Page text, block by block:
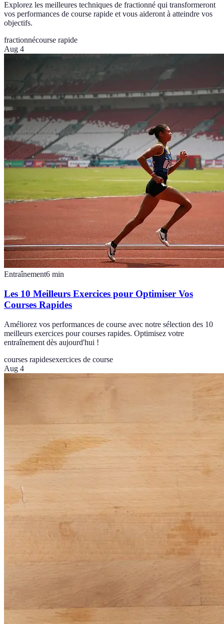
Explorez les meilleures techniques de fractionné qui transformeront
vos performances de course rapide et vous aideront à atteindre vos
objectifs.
fractionnécourse rapide
Aug 4
Entraînement6 min
Les 10 Meilleurs Exercices pour Optimiser Vos
Courses Rapides
Améliorez vos performances de course avec notre sélection des 10
meilleurs exercices pour courses rapides. Optimisez votre
entraînement dès aujourd'hui !
courses rapidesexercices de course
Aug 4